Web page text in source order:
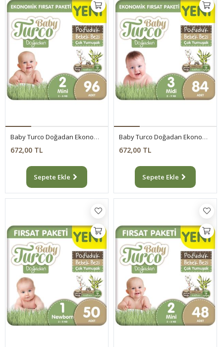
Baby Turco Doğadan Ekonomik Fırsat Paketi Pofuduk Bebek Bezi 2 Numara Mini 96 Adet
672,00 TL
Sepete Ekle
Baby Turco Doğadan Ekonomik Fırsat Paketi Pofuduk Bebek Bezi 3 Numara Midi 84 Adet
672,00 TL
Sepete Ekle